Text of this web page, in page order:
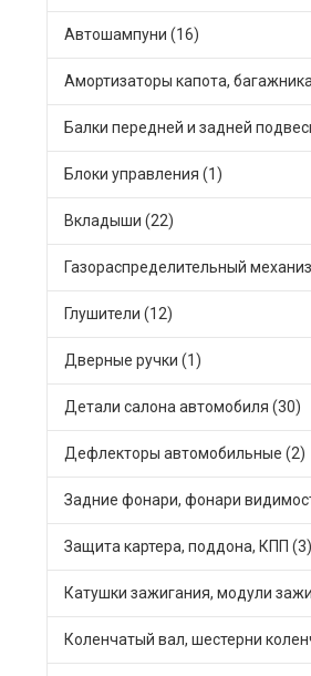
Автошампуни (16)
Амортизаторы капота,
Балки передней и задней
Блоки управления (1)
Вкладыши (22)
Газораспределительный
Глушители (12)
Дверные ручки (1)
Детали салона автомобиля (30)
Дефлекторы автомобильные (2)
Задние фонари, фонари
Защита картера, поддона, КПП (3)
Катушки зажигания, модули
Коленчатый вал, шестерни